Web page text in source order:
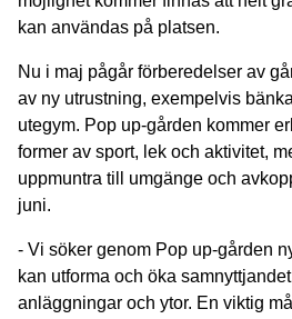
kan användas på platsen.
Nu i maj pågår förberedelser av
av ny utrustning, exempelvis
utegym. Pop up-gården kommer
former av sport, lek och aktivitet,
uppmuntra till umgänge och
juni.
- Vi söker genom Pop up-gården
kan utforma och öka
anläggningar och ytor. En viktig